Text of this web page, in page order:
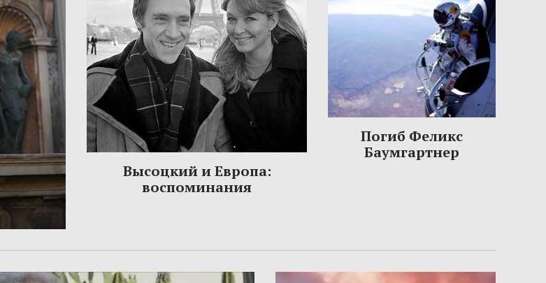
Высоцкий и Европа:
воспоминания
Погиб Феликс
Баумгартнер